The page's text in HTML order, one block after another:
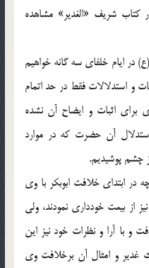
كتاب شريف «الغدير» مشاهده
در ايام خلفاى سه گانه خواهيم
و استدلالات فقط در حد اتمام
براى اثبات و ايضاح آن نشده
آن حضرت كه در موارد
چشم پوشيديم.
در ابتداى خلافت ابوبكر با وى
از بيعت خوددارى نمودند، ولى
و با آرا و نظرات خود نيز اين
غدير و امثال آن برخلافت وى